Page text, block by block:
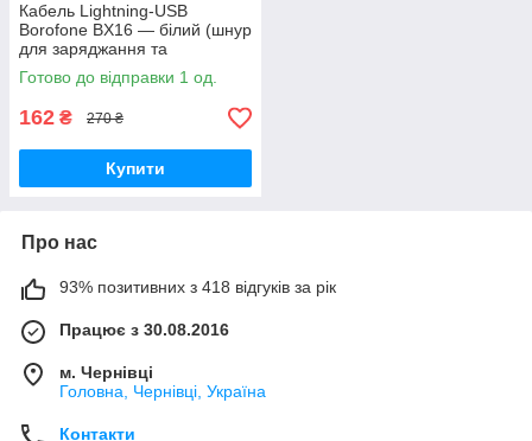
Кабель Lightning-USB
Borofone BX16 — білий (шнур
для заряджання та
синхронізації айфона),
кабель для iphone
Готово до відправки 1 од.
162 ₴ 270 ₴
Купити
Про нас
93% позитивних з 418 відгуків за рік
Працює з 30.08.2016
м. Чернівці
Головна, Чернівці, Україна
Контакти